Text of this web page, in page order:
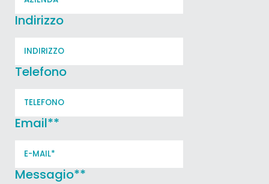
Indirizzo
Telefono
Email**
Messagio**